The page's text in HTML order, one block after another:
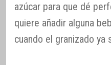
azúcar para que dé
quiere añadir alguna
cuando el granizado ya